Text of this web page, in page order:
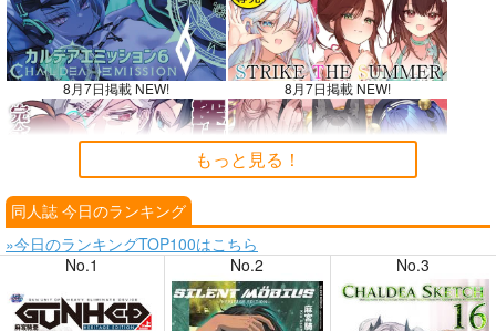
8月7日掲載 NEW! 8月7日掲載 NEW!
8月6日掲載
もっと見る！
同人誌 今日のランキング
»今日のランキングTOP100はこちら
No.1
No.2 No.3